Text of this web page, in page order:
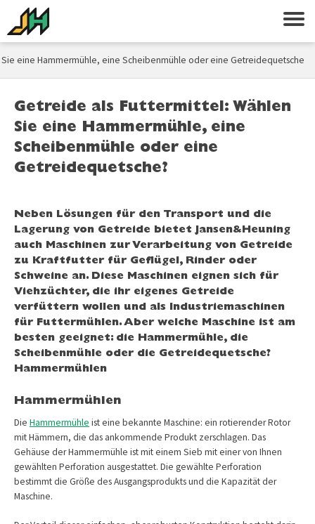
eine Hammermühle, eine Scheibenmühle oder eine Getreidequetsche?
Getreide als Futtermittel: Wählen
Sie eine Hammermühle, eine
Scheibenmühle oder eine
Getreidequetsche?
Neben Lösungen für den Transport und die
Lagerung von Getreide bietet Jansen&Heuning
auch Maschinen zur Verarbeitung von Getreide
zu Kraftfutter für Geflügel, Rinder oder
Schweine an. Diese Maschinen eignen sich für
Viehzüchter, die ihr eigenes Getreide
verfüttern wollen und als Industriemaschinen
für Futtermühlen. Aber welche Maschine ist am
besten geeignet: die Hammermühle, die
Scheibenmühle oder die Getreidequetsche?
Hammermühlen
Hammermühlen
Die Hammermühle ist eine bekannte Maschine: ein rotierender Rotor
mit Hämmern, die das ankommende Produkt zerschlagen. Das
Gehäuse der Hammermühle ist mit einem Sieb mit einer von Ihnen
gewählten Perforation ausgestattet. Die gewählte Perforation
bestimmt die Größe des Ausgangsprodukts und die Kapazität der
Maschine.